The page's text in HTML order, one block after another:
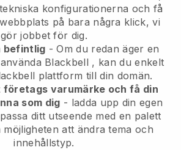
konfigurationerna och få
på bara några klick, vi
gör jobbet för dig.
befintlig - Om du redan äger en
Blackbell , kan du enkelt
plattform till din domän.
företags varumärke och få din
som dig - ladda upp din egen
ditt utseende med en palett
att ändra tema och
innehållstyp.